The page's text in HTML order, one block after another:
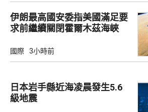
伊朗最高國安委指美國滿足要
求前繼續關閉霍爾木茲海峽
國際 3小時前
日本岩手縣近海凌晨發生5.6
級地震